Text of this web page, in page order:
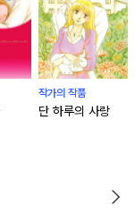
작가의 작품
단 하루의 사랑